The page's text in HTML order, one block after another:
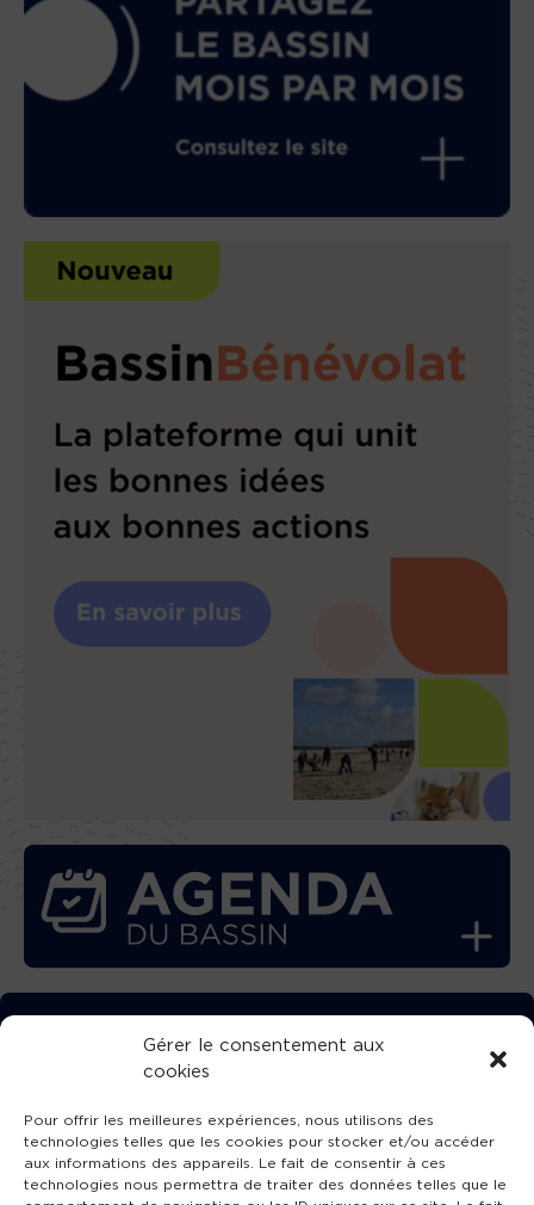
Gérer le consentement aux
cookies
Pour offrir les meilleures expériences, nous utilisons des
technologies telles que les cookies pour stocker et/ou accéder
aux informations des appareils. Le fait de consentir à ces
technologies nous permettra de traiter des données telles que le
TÉLÉCHARGEZ GRATUITEMENT
L’APPLICATION TVBA !